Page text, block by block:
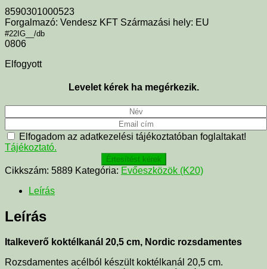
8590301000523
Forgalmazó: Vendesz KFT Származási hely: EU
#22IG__/db
0806
Elfogyott
Levelet kérek ha megérkezik.
Elfogadom az adatkezelési tájékoztatóban foglaltakat!
Tájékoztató.
Értesítést kérek
Cikkszám: 5889 Kategória: Evőeszközök (K20)
Leírás
Leírás
Italkeverő koktélkanál 20,5 cm, Nordic rozsdamentes
Rozsdamentes acélból készült koktélkanál 20,5 cm.